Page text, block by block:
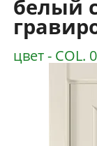
Доставка
Отзывы
белый
цвет - COL.